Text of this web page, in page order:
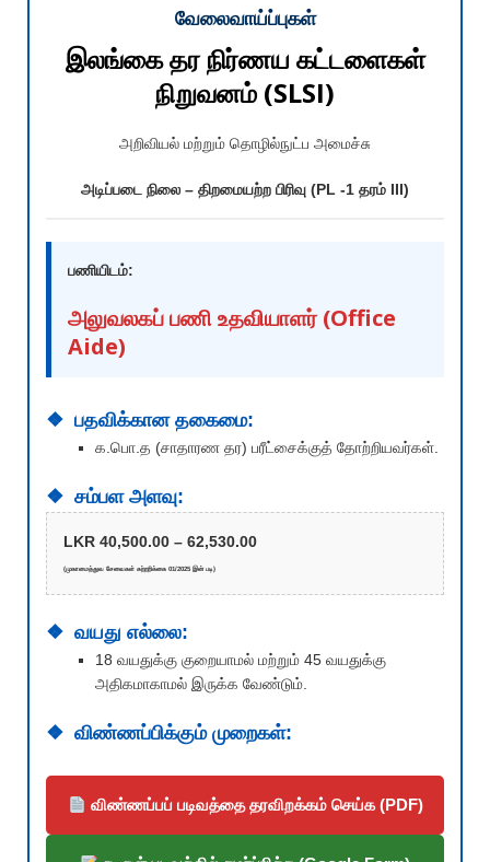
வேலைவாய்ப்புகள்
இலங்கை தர நிர்ணய கட்டளைகள்
நிறுவனம் (SLSI)
அறிவியல் மற்றும் தொழில்நுட்ப அமைச்சு
அடிப்படை நிலை – திறமையற்ற பிரிவு (PL -1 தரம் III)
பணியிடம்:
அலுவலகப் பணி உதவியாளர் (Office
Aide)
பதவிக்கான தகைமை:
க.பொ.த (சாதாரண தர) பரீட்சைக்குத் தோற்றியவர்கள்.
சம்பள அளவு:
LKR 40,500.00 – 62,530.00
(முகாமைத்துவ சேவைகள் சுற்றறிக்கை 01/2025 இன் படி)
வயது எல்லை:
18 வயதுக்கு குறையாமல் மற்றும் 45 வயதுக்கு
அதிகமாகாமல் இருக்க வேண்டும்.
விண்ணப்பிக்கும் முறைகள்:
விண்ணப்பப் படிவத்தை தரவிறக்கம் செய்க (PDF)